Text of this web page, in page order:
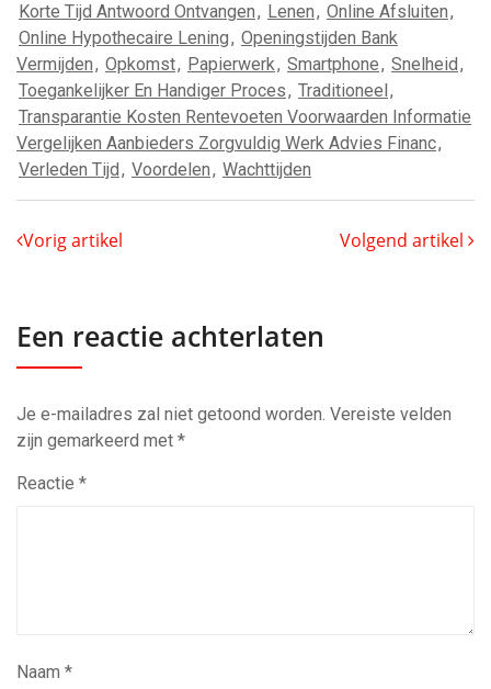
Korte Tijd Antwoord Ontvangen, Lenen, Online Afsluiten,
Online Hypothecaire Lening, Openingstijden Bank
Vermijden, Opkomst, Papierwerk, Smartphone, Snelheid,
Toegankelijker En Handiger Proces, Traditioneel,
Transparantie Kosten Rentevoeten Voorwaarden Informatie
Vergelijken Aanbieders Zorgvuldig Werk Advies Financ,
Verleden Tijd, Voordelen, Wachttijden
Vorig artikel Volgend artikel
Een reactie achterlaten
Je e-mailadres zal niet getoond worden. Vereiste velden
zijn gemarkeerd met *
Reactie *
Naam *